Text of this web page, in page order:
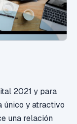
2021 y para
único y atractivo
una relación